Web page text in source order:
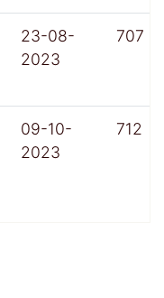
23-08-
2023
707
09-10-
2023
712